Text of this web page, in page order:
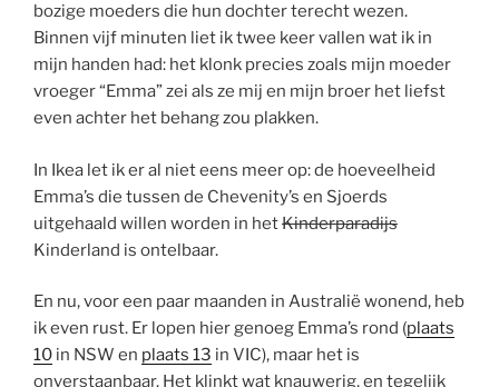
bozige moeders die hun dochter terecht wezen.
Binnen vijf minuten liet ik twee keer vallen wat ik in
mijn handen had: het klonk precies zoals mijn moeder
vroeger “Emma” zei als ze mij en mijn broer het liefst
even achter het behang zou plakken.
In Ikea let ik er al niet eens meer op: de hoeveelheid
Emma’s die tussen de Chevenity’s en Sjoerds
uitgehaald willen worden in hetKinderparadijs
Kinderland is ontelbaar.
En nu, voor een paar maanden in Australië wonend, heb
ik even rust. Er lopen hier genoeg Emma’s rond (plaats
10 in NSW en plaats 13 in VIC), maar het is
onverstaanbaar. Het klinkt wat knauwerig, en tegelijk